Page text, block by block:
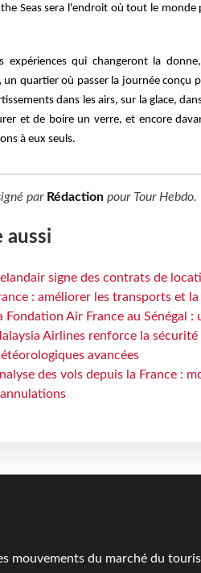
the Seas sera l'endroit oùtout le monde
expériences qui changeront la
un quartier où passer la journée conçu
dans les airs, sur la glace,
et de boire un verre, et encore
à eux seuls.
par Rédactionpour Tour Hebdo.
aussi
signe des contrats de
: améliorer les transports et
Fondation Air France au Sénégal
Airlines renforce la sécurité
avancées
des vols depuis la France :
mouvements du marché du